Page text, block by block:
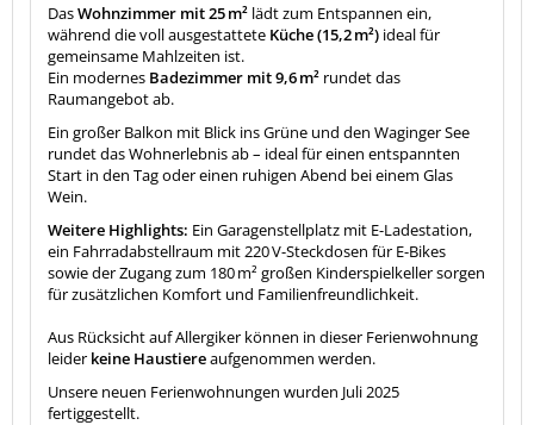
DasWohnzimmer mit 25 m² lädt zum Entspannen ein,
während die voll ausgestattete Küche (15,2 m²) ideal für
gemeinsame Mahlzeiten ist.
Ein modernes Badezimmer mit 9,6 m² rundet das
Raumangebot ab.
Ein großer Balkon mit Blick ins Grüne und den Waginger See
rundet das Wohnerlebnis ab – ideal für einen entspannten
Start in den Tag oder einen ruhigen Abend bei einem Glas
Wein.
Weitere Highlights: Ein Garagenstellplatz mit E-Ladestation,
ein Fahrradabstellraum mit 220 V-Steckdosen für E-Bikes
sowie der Zugang zum 180 m² großen Kinderspielkeller sorgen
für zusätzlichen Komfort und Familienfreundlichkeit.
Aus Rücksicht auf Allergiker können in dieser Ferienwohnung
leider keine Haustiereaufgenommen werden.
Unsere neuen Ferienwohnungen wurden Juli 2025
fertiggestellt.